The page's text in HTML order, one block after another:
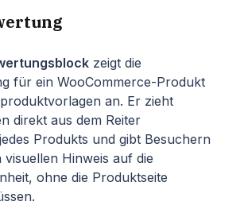
zeigt die
für ein WooCommerce-Produkt
an. Er zieht
direkt aus dem Reiter
Produkts und gibt Besuchern
Hinweis auf die
ohne die Produktseite